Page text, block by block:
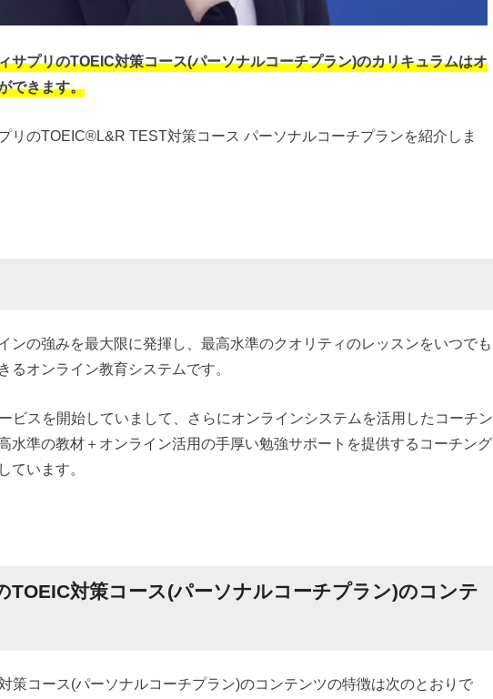
サプリのTOEIC対策コース(パーソナルコーチプラン)のカリキュラムはオ
できます。
リのTOEIC®L&R TEST対策コース パーソナルコーチプランを紹介しま
ンの強みを最大限に発揮し、最高水準のクオリティのレッスンをいつでも
るオンライン教育システムです。
ビスを開始していまして、さらにオンラインシステムを活用したコーチン
水準の教材＋オンライン活用の手厚い勉強サポートを提供するコーチング
ています。
TOEIC対策コース(パーソナルコーチプラン)のコンテ
策コース(パーソナルコーチプラン)のコンテンツの特徴は次のとおりで